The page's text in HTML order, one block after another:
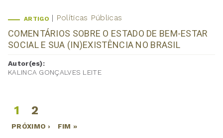
ARTIGO Políticas Públicas
COMENTÁRIOS SOBRE O ESTADO DE BEM-ESTAR
SOCIAL E SUA (IN)EXISTÊNCIA NO BRASIL
Autor(es):
KALINCA GONÇALVES LEITE
Páginas
1 2
PRÓXIMO › FIM »